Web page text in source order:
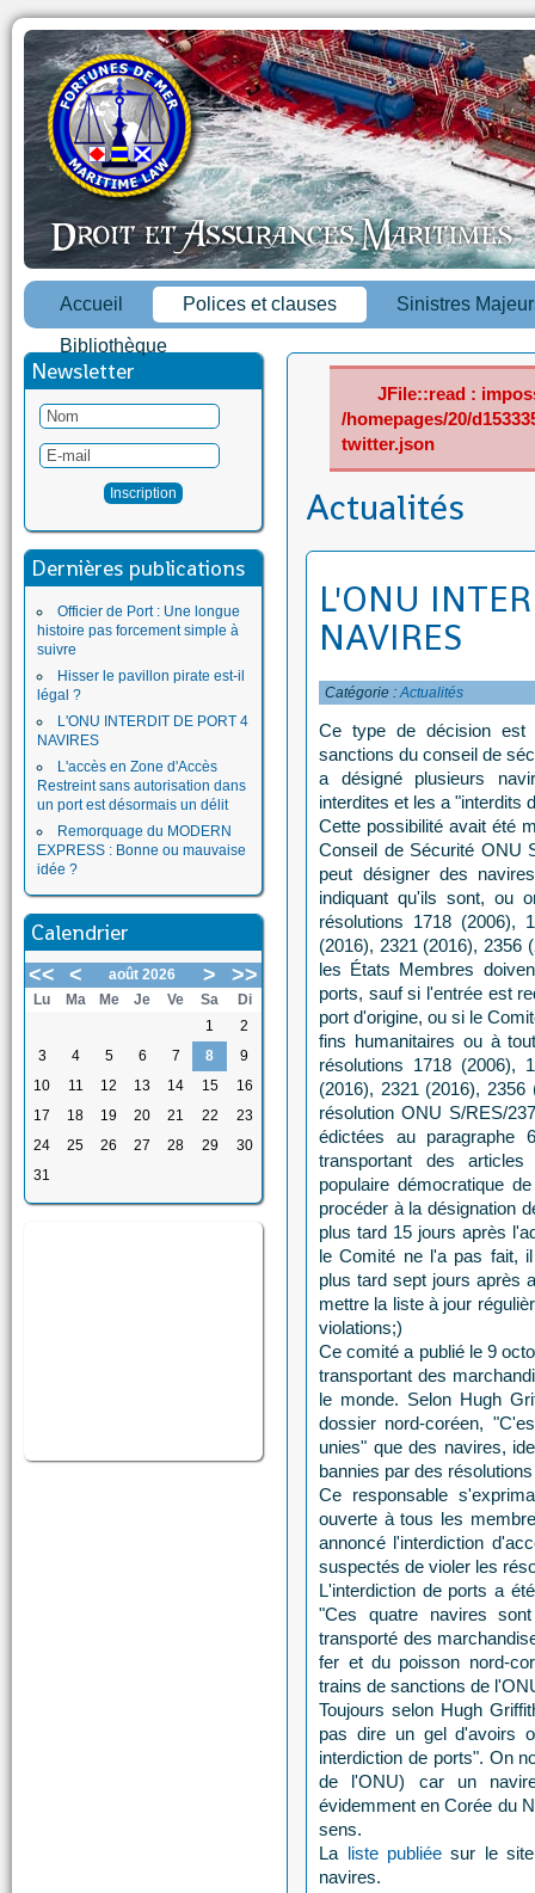
Accueil Polices et clauses Sinistres
Bibliothèque
Newsletter
Dernières publications
Officier de Port : Une longue
histoire pas forcement simple à
suivre
Hisser le pavillon pirate est-il
légal ?
L'ONU INTERDIT DE PORT 4
NAVIRES
L'accès en Zone d'Accès
Restreint sans autorisation dans
un port est désormais un délit
Remorquage du MODERN
EXPRESS : Bonne ou mauvaise
idée ?
Calendrier
<< < août 2026 > >>
Lu Ma Me Je Ve Sa
Di
1
2
3
4 5 6 7 8
9
10
11 12 13 14 15
16
17
18 19 20 21 22
23
24
25 26 27 28 29
30
31
JFile::read :
/homepages/20/
twitter.json
Actualités
L'ONU
NAVIRES
Catégorie :Actualités
Ce type de décision
sanctions du conseil de
a désigné plusieurs
interdites et les a "interdits
Cette possibilité avait été
Conseil de Sécurité ONU
peut désigner des
indiquant qu'ils sont, ou
résolutions 1718 (2006),
(2016), 2321 (2016), 2356
les États Membres
ports, sauf si l'entrée est
port d'origine, ou si le
fins humanitaires ou à
résolutions 1718 (2006),
(2016), 2321 (2016),
résolution ONU S/RES/
édictées au paragraphe
transportant des
populaire démocratique
procéder à la désignation
plus tard 15 jours après
le Comité ne l'a pas fait,
plus tard sept jours après
mettre la liste à jour
violations;)
Ce comité a publié le 9
transportant des
le monde. Selon Hugh
dossier nord-coréen,
unies" que des navires,
bannies par des
Ce responsable
ouverte à tous les
annoncé l'interdiction
suspectés de violer les
L'interdiction de ports a
"Ces quatre navires
transporté des
fer et du poisson nord-
trains de sanctions de
Toujours selon Hugh
pas dire un gel d'avoirs
interdiction de ports". On
de l'ONU) car un
évidemment en Corée du
sens.
La liste publiée sur le
navires.